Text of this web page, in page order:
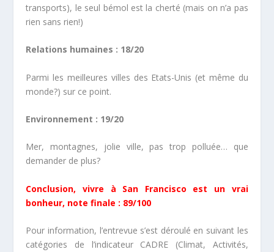
transports), le seul bémol est la cherté (mais on n’a pas
rien sans rien!)
Relations humaines : 18/20
Parmi les meilleures villes des Etats-Unis (et même du
monde?) sur ce point.
Environnement : 19/20
Mer, montagnes, jolie ville, pas trop polluée… que
demander de plus?
Conclusion, vivre à San Francisco est un vrai
bonheur, note finale : 89/100
Pour information, l’entrevue s’est déroulé en suivant les
catégories de l’indicateur CADRE (Climat, Activités,